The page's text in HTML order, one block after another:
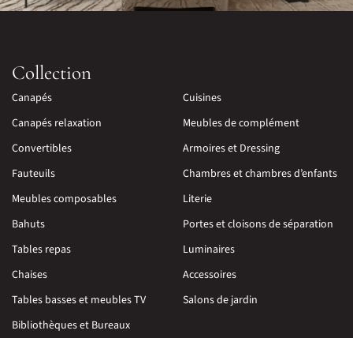
Collection
Canapés
Canapés relaxation
Convertibles
Fauteuils
Meubles composables
Bahuts
Tables repas
Chaises
Tables basses et meubles TV
Bibliothèques et Bureaux
Cuisines
Meubles de complément
Armoires et Dressing
Chambres et chambres d’enfants
Literie
Portes et cloisons de séparation
Luminaires
Accessoires
Salons de jardin